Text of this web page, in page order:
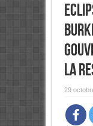
la
29